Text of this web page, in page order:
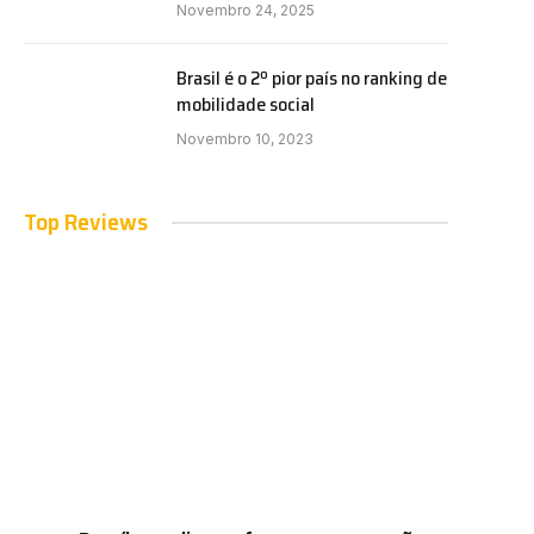
Novembro 24, 2025
Brasil é o 2º pior país no ranking de
mobilidade social
Novembro 10, 2023
Top Reviews